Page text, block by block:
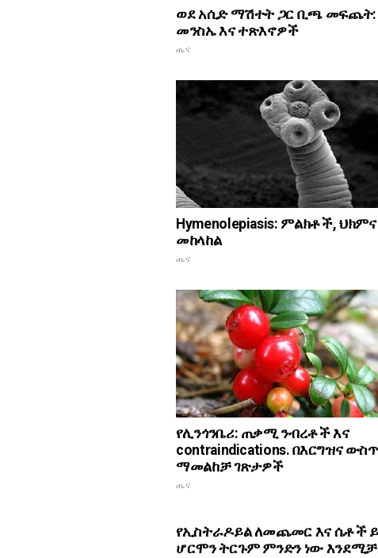
ወደ አሲድ ማሽተት ጋር ቢጫ መፍጨት:
መንስኤ እና ተጽእኖዎች
ጤና
Hymenolepiasis: ምልክቶች, ህክምና
መከላከል
ጤና
የሊንጎንቤሪ: ጠቃሚ ንብረቶች እና
contraindications. በእርግዝና ውስጥ
ማመልከቻ ገጽታዎች
ጤና
የኢስትራዶይል ለመጨመር እና ሴቶች
ሆርሞን ትርጉም ምንድን ነው